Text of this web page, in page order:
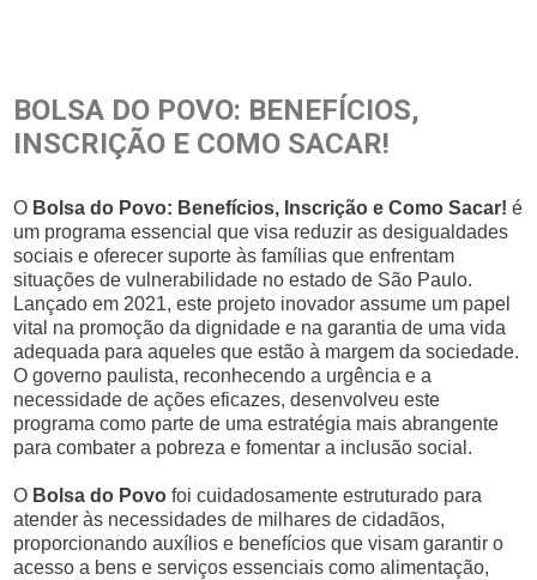
BOLSA DO POVO: BENEFÍCIOS,
INSCRIÇÃO E COMO SACAR!
O Bolsa do Povo: Benefícios, Inscrição e Como Sacar! é
um programa essencial que visa reduzir as desigualdades
sociais e oferecer suporte às famílias que enfrentam
situações de vulnerabilidade no estado de São Paulo.
Lançado em 2021, este projeto inovador assume um papel
vital na promoção da dignidade e na garantia de uma vida
adequada para aqueles que estão à margem da sociedade.
O governo paulista, reconhecendo a urgência e a
necessidade de ações eficazes, desenvolveu este
programa como parte de uma estratégia mais abrangente
para combater a pobreza e fomentar a inclusão social.
O Bolsa do Povo foi cuidadosamente estruturado para
atender às necessidades de milhares de cidadãos,
proporcionando auxílios e benefícios que visam garantir o
acesso a bens e serviços essenciais como alimentação,